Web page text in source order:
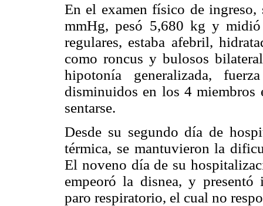
En el examen físico de
mmHg, pesó 5,680 kg y midió
regulares, estaba afebril,
como roncus y bulosos
hipotonía generalizada,
disminuidos en los 4 miembros
sentarse.
Desde su segundo día de
térmica, se mantuvieron la
El noveno día de su
empeoró la disnea, y
paro respiratorio, el cual no